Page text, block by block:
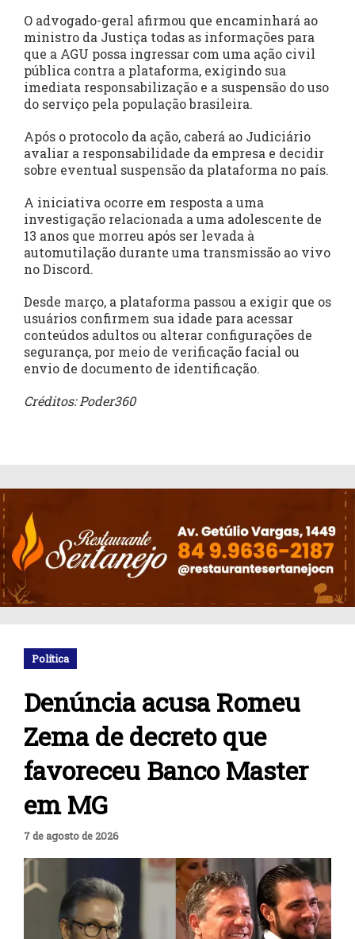
O advogado-geral afirmou que encaminhará ao
ministro da Justiça todas as informações para
que a AGU possa ingressar com uma ação civil
pública contra a plataforma, exigindo sua
imediata responsabilização e a suspensão do uso
do serviço pela população brasileira.
Após o protocolo da ação, caberá ao Judiciário
avaliar a responsabilidade da empresa e decidir
sobre eventual suspensão da plataforma no país.
A iniciativa ocorre em resposta a uma
investigação relacionada a uma adolescente de
13 anos que morreu após ser levada à
automutilação durante uma transmissão ao vivo
no Discord.
Desde março, a plataforma passou a exigir que os
usuários confirmem sua idade para acessar
conteúdos adultos ou alterar configurações de
segurança, por meio de verificação facial ou
envio de documento de identificação.
Créditos: Poder360
Política
Denúncia acusa Romeu
Zema de decreto que
favoreceu Banco Master
em MG
7 de agosto de 2026